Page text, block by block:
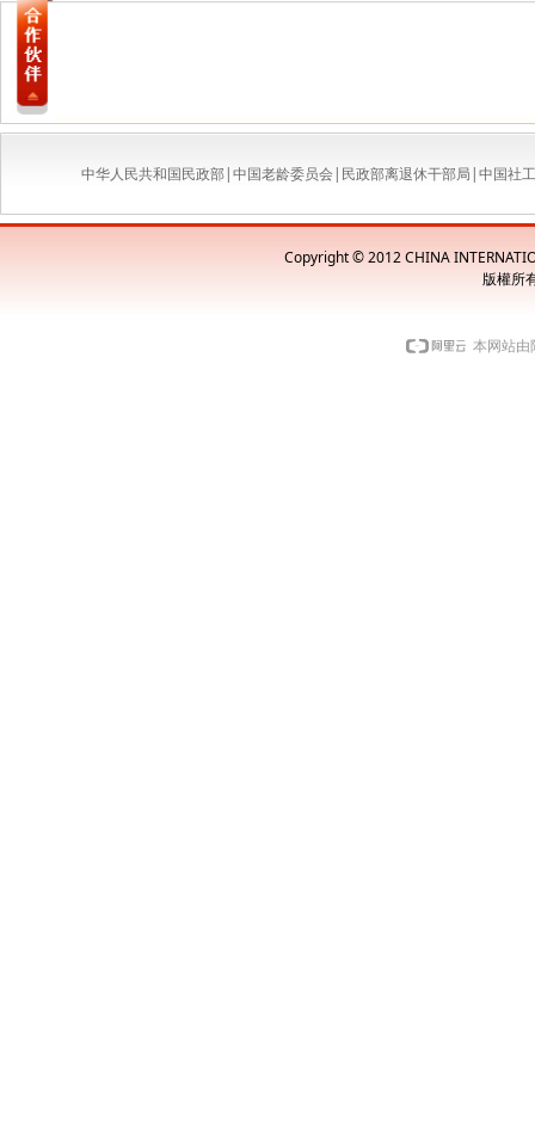
中华人民共和国民政部|中国老龄委员会| 民政部离退休干部局 |中国社
Copyright © 2012 CHINA
版權所
本网站由